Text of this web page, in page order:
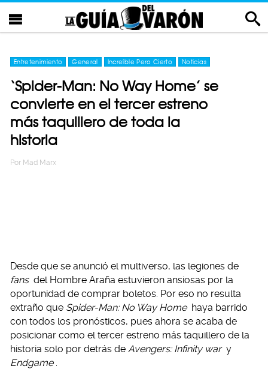
Entretenimiento General Increíble Pero Cierto Noticias
‘Spider-Man: No Way Home’ se
convierte en el tercer estreno
más taquillero de toda la
historia
Por Mad Marx
Desde que se anunció el multiverso, las legiones de
fans del Hombre Araña estuvieron ansiosas por la
oportunidad de comprar boletos. Por eso no resulta
extraño que Spider-Man: No Way Home haya barrido
con todos los pronósticos, pues ahora se acaba de
posicionar como el tercer estreno más taquillero de la
historia solo por detrás de Avengers: Infinity war y
Endgame .